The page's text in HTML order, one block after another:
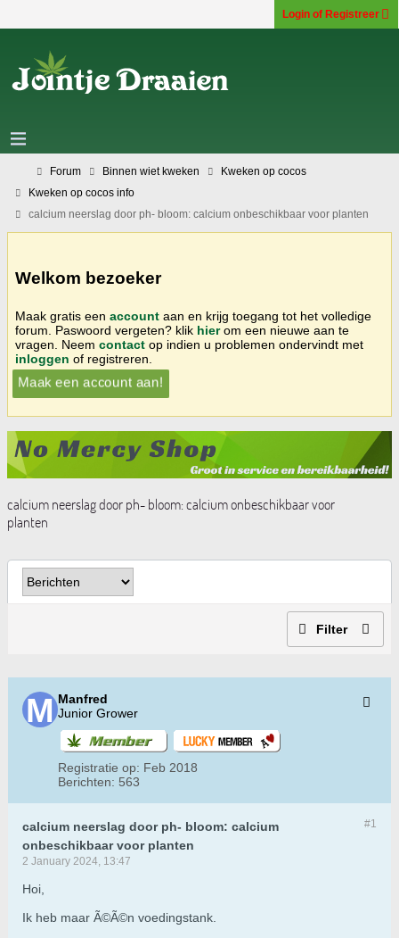
Login of Registreer
Forum Binnen wiet kweken
Kweken op cocos
Kweken op cocos info
calcium neerslag door ph- bloom: calcium onbeschikbaar voor planten
Welkom bezoeker
Maak gratis een account aan en krijg toegang tot het volledige
forum. Paswoord vergeten? klik hierom een nieuwe aan te
vragen. Neem contact op indien u problemen ondervindt met
inloggen of registreren.
Maak een account aan!
calcium neerslag door ph- bloom: calcium onbeschikbaar voor
planten
Filter
Manfred
Junior Grower
Registratie op: Feb 2018
Berichten: 563
#1
calcium neerslag door ph- bloom: calcium
onbeschikbaar voor planten
2 January 2024, 13:47
Hoi,
Ik heb maar Ã©Ã©n voedingstank.